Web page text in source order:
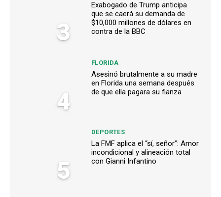
3
Exabogado de Trump anticipa
que se caerá su demanda de
$10,000 millones de dólares en
contra de la BBC
4
FLORIDA
Asesinó brutalmente a su madre
en Florida una semana después
de que ella pagara su fianza
5
DEPORTES
La FMF aplica el “sí, señor”: Amor
incondicional y alineación total
con Gianni Infantino